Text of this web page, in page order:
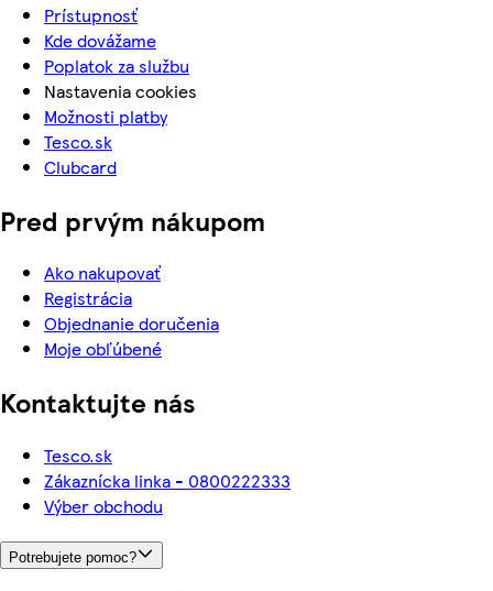
Prístupnosť
Kde dovážame
Poplatok za službu
Nastavenia cookies
Možnosti platby
Tesco.sk
Clubcard
Pred prvým nákupom
Ako nakupovať
Registrácia
Objednanie doručenia
Moje obľúbené
Kontaktujte nás
Tesco.sk
Zákaznícka linka - 0800222333
Výber obchodu
Potrebujete pomoc?